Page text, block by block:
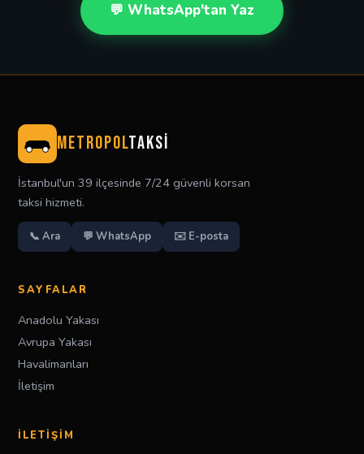
💬 WhatsApp'tan Yaz
METROPOLTAKSİ
İstanbul'un 39 ilçesinde 7/24 güvenli korsan
taksi hizmeti.
📞 Ara 💬 WhatsApp ✉️ E-posta
SAYFALAR
Anadolu Yakası
Avrupa Yakası
Havalimanları
İletişim
İLETIŞIM